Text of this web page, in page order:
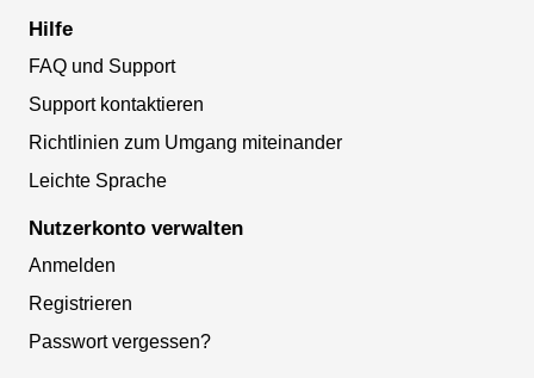
Hilfe
FAQ und Support
Support kontaktieren
Richtlinien zum Umgang miteinander
Leichte Sprache
Nutzerkonto verwalten
Anmelden
Registrieren
Passwort vergessen?